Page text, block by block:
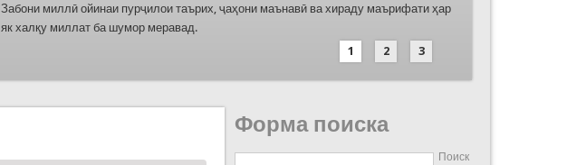
минтақавии Фарғона-Сирдарё», ки аз ҷониби ҷумҳуриҳои Қазоқистон, Қирғизистон,
Тоҷикистон ва Ўзбекистон пешниҳод хоҳад шуд
1
2 3
Форма поиска
Поиск